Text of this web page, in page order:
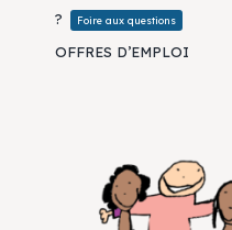
? Foire aux questions
OFFRES D’EMPLOI